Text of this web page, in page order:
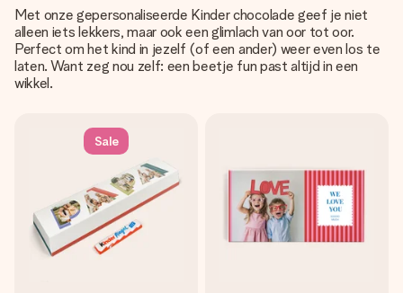
4,8 (gebaseerd op +8.000 reviews)
Onze cadeaus worden gewaardeerd. Klanten beoordelen
Gratis wenskaartje
Je maakt in een paar stappen iets unieks – met haar naam,
jullie foto of een boodschap die raakt. Zonder gedoe, maar
met alle aandacht voor het moment.
Met onze gepersonaliseerde Kinder chocolade geef je niet
alleen iets lekkers, maar ook een glimlach van oor tot oor.
Perfect om het kind in jezelf (of een ander) weer even los te
laten. Want zeg nou zelf: een beetje fun past altijd in een
wikkel.
Sale